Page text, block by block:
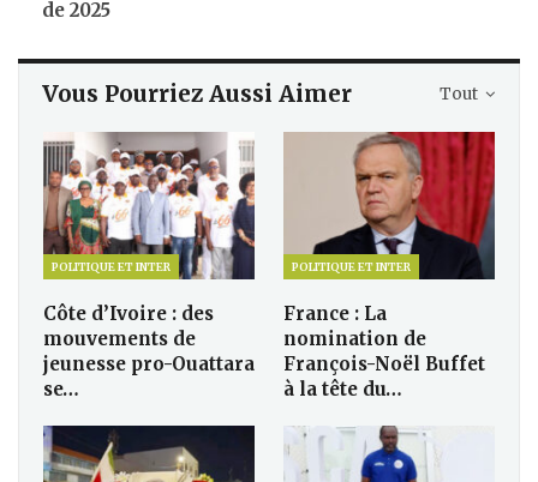
de 2025
Tout
Vous Pourriez Aussi Aimer
POLITIQUE ET INTER
Côte d’Ivoire : des
mouvements de
jeunesse pro-Ouattara
se…
POLITIQUE ET INTER
France : La
nomination de
François-Noël Buffet
à la tête du…